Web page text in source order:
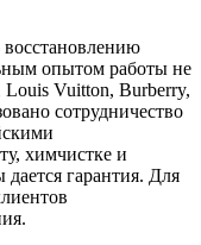
опытом работы не
Vuitton, Burberry,
сотрудничество
химчистке и
гарантия. Для